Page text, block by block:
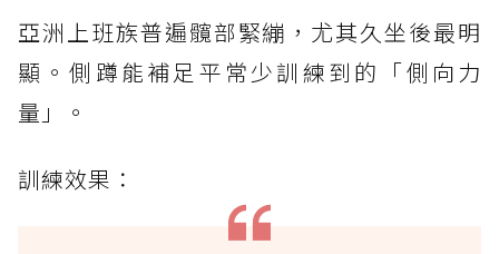
亞洲上班族普遍髖部緊繃，尤其久坐後最明
顯。側蹲能補足平常少訓練到的「側向力
量」。
訓練效果：